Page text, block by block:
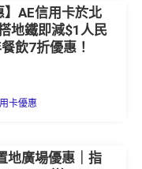
】AE信用卡於北
地鐵即減$1人民
飲7折優惠！
卡優惠
地廣場優惠｜指